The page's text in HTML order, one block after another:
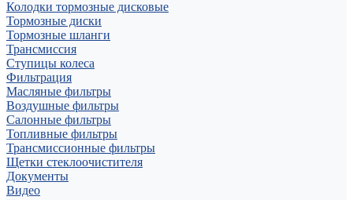
Колодки тормозные дисковые
Тормозные диски
Тормозные шланги
Трансмиссия
Ступицы колеса
Фильтрация
Масляные фильтры
Воздушные фильтры
Салонные фильтры
Топливные фильтры
Трансмиссионные фильтры
Щетки стеклоочистителя
Документы
Видео